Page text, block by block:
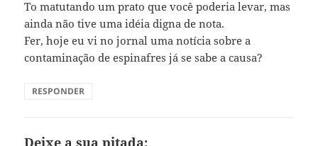
To matutando um prato que você poderia levar, mas
ainda não tive uma idéia digna de nota.
Fer, hoje eu vi no jornal uma notícia sobre a
contaminação de espinafres já se sabe a causa?
RESPONDER
Deixe a sua pitada: